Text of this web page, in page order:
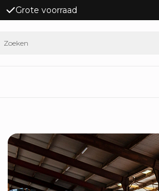
Grote voorraad